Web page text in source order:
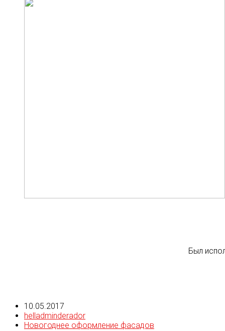
Был
10.05.2017
helladminderador
Новогоднее оформление фасадов